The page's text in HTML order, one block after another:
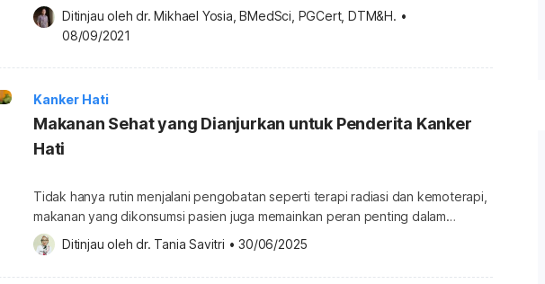
sama-sama menyerang organ hati, terkadang kedua penyakit tersebut
menunjukkan gejala yang serupa dan sulit untuk dibedakan. Kira-kira, apa saja
Apa itu kanker hati? Sebelum mengetahui […]
Ditinjau oleh dr. Mikhael Yosia, BMedSci, PGCert, DTM&H. •
08/09/2021
Kanker Hati
Makanan Sehat yang Dianjurkan untuk Penderita Kanker
Hati
Tidak hanya rutin menjalani pengobatan seperti terapi radiasi dan kemoterapi,
makanan yang dikonsumsi pasien juga memainkan peran penting dalam
membantu proses penyembuhan kanker hati. Berikut adalah berbagai
makanan yang baik untuk dikonsumsi oleh penderita kanker hati. Makanan
sehat untuk penderita kanker hati Kanker hati merupakan salah satu penyakit
Ditinjau oleh dr. Tania Savitri • 30/06/2025